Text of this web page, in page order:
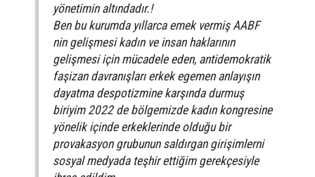
yönetimin altındadır.!
Ben bu kurumda yıllarca emek vermiş AABF
nin gelişmesi kadın ve insan haklarının
gelişmesi için mücadele eden, antidemokratik
faşizan davranışları erkek egemen anlayışın
dayatma despotizmine karşında durmuş
biriyim 2022 de bölgemizde kadın kongresine
yönelik içinde erkeklerinde olduğu bir
provakasyon grubunun saldırgan girişimlerni
sosyal medyada teşhir ettiğim gerekçesiyle